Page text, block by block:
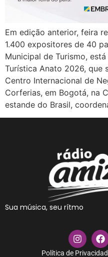
Em edição anterior, feira
1.400 expositores de 40
Municipal de Turismo,
Turística Anato 2026, que
Centro Internacional de
Corferias, em Bogotá, na
estande do Brasil,
Sua música, seu rítmo
Política de